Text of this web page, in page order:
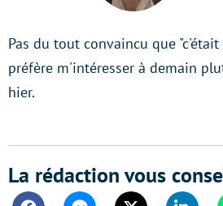
Pas du tout convaincu que
préfère m'intéresser à demain
hier.
La rédaction vous